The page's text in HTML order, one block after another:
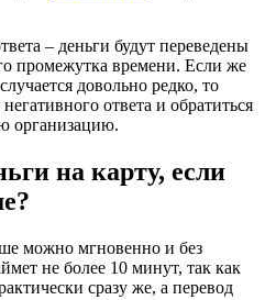
компания!
в нее впервые по
знакомых, нужны
деньги на оплату...
– деньги будут переведены
промежутка времени. Если же
довольно редко, то
ответа и обратиться
организацию.
на карту, если
можно мгновенно и без
не более 10 минут, так как
сразу же, а перевод